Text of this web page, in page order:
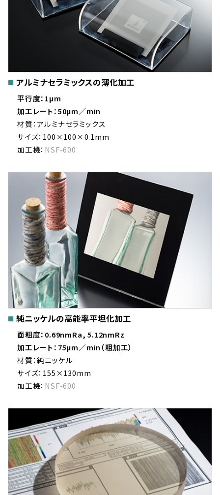
アルミナセラミックスの薄化加工
平行度：1μm
加工レート：50μm／min
材質：アルミナセラミックス
サイズ：100×100×0.1mm
加工機： NSF-600
純ニッケルの高能率平坦化加工
面粗度：0.69nmRa, 5.12nmRz
加工レート：75μm／min（粗加工）
材質：純ニッケル
サイズ：155×130mm
加工機： NSF-600